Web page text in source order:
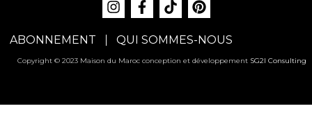
ABONNEMENT QUI SOMMES-NOUS
Copyright © 2023 Maison du Maroc conception et développement SG2I Consulting